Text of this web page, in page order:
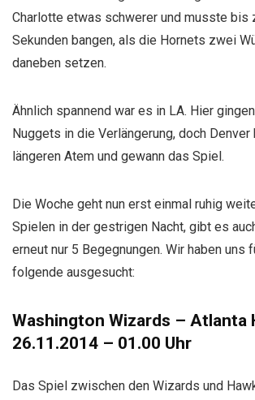
Charlotte etwas schwerer und musste bis
Sekunden bangen, als die Hornets zwei
daneben setzen.
Ähnlich spannend war es in LA. Hier
Nuggets in die Verlängerung, doch Denver
längeren Atem und gewann das Spiel.
Die Woche geht nun erst einmal ruhig
Spielen in der gestrigen Nacht, gibt es
erneut nur 5 Begegnungen. Wir haben uns
folgende ausgesucht:
Washington Wizards – Atlanta
26.11.2014 – 01.00 Uhr
Das Spiel zwischen den Wizards und